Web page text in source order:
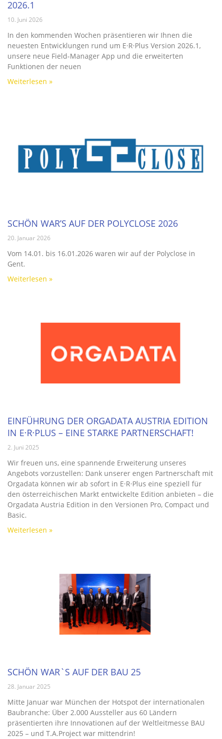
2026.1
10. Juni 2026
In den kommenden Wochen präsentieren wir Ihnen die
neuesten Entwicklungen rund um E·R·Plus Version 2026.1,
unsere neue Field-Manager App und die erweiterten
Funktionen der neuen
Weiterlesen »
SCHÖN WAR’S AUF DER POLYCLOSE 2026
20. Januar 2026
Vom 14.01. bis 16.01.2026 waren wir auf der Polyclose in
Gent.
Weiterlesen »
EINFÜHRUNG DER ORGADATA AUSTRIA EDITION
IN E·R·PLUS – EINE STARKE PARTNERSCHAFT!
2. Juni 2025
Wir freuen uns, eine spannende Erweiterung unseres
Angebots vorzustellen: Dank unserer engen Partnerschaft mit
Orgadata können wir ab sofort in E·R·Plus eine speziell für
den österreichischen Markt entwickelte Edition anbieten – die
Orgadata Austria Edition in den Versionen Pro, Compact und
Basic.
Weiterlesen »
SCHÖN WAR`S AUF DER BAU 25
28. Januar 2025
Mitte Januar war München der Hotspot der internationalen
Baubranche: Über 2.000 Aussteller aus 60 Ländern
präsentierten ihre Innovationen auf der Weltleitmesse BAU
2025 – und T.A.Project war mittendrin!